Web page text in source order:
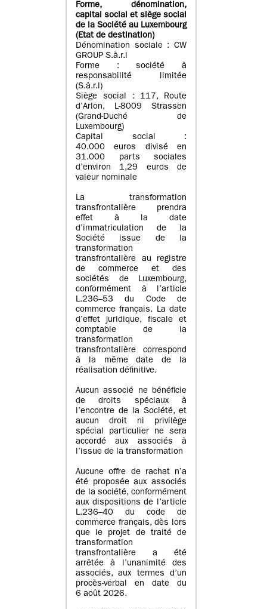
Forme, dénomination,
capital social et siège social
de la Société au Luxembourg
(Etat de destination)
Dénomination sociale : CW
GROUP S.à.r.l
Forme : société à
responsabilité limitée
(S.à.r.l)
Siège social : 117, Route
d’Arlon, L-8009 Strassen
(Grand-Duché de
Luxembourg)
Capital social :
40.000 euros divisé en
31.000 parts sociales
d’environ 1,29 euros de
valeur nominale
La transformation
transfrontalière prendra
effet à la date
d’immatriculation de la
Société issue de la
transformation
transfrontalière au registre
de commerce et des
sociétés de Luxembourg,
conformément à l’article
L.236–53 du Code de
commerce français. La date
d’effet juridique, fiscale et
comptable de la
transformation
transfrontalière correspond
à la même date de la
réalisation définitive.
Aucun associé ne bénéficie
de droits spéciaux à
l’encontre de la Société, et
aucun droit ni privilège
spécial particulier ne sera
accordé aux associés à
l’issue de la transformation
Aucune offre de rachat n’a
été proposée aux associés
de la société, conformément
aux dispositions de l’article
L.236–40 du code de
commerce français, dès lors
que le projet de traité de
transformation
transfrontalière a été
arrêtée à l’unanimité des
associés, aux termes d’un
procès-verbal en date du
6 août 2026.